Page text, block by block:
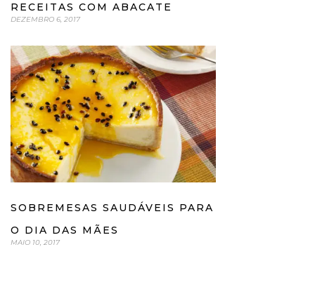
RECEITAS COM ABACATE
DEZEMBRO 6, 2017
SOBREMESAS SAUDÁVEIS PARA
O DIA DAS MÃES
MAIO 10, 2017